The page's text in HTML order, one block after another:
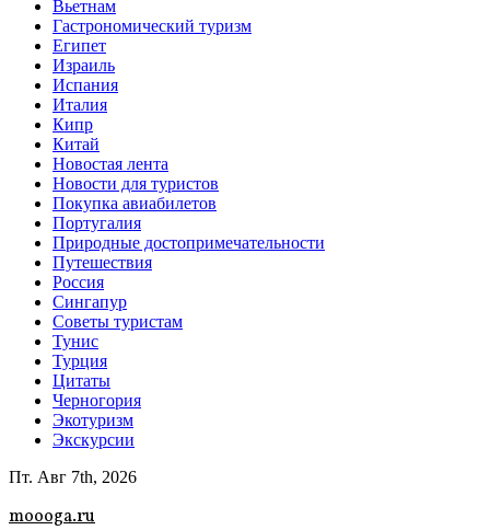
Вьетнам
Гастрономический туризм
Египет
Израиль
Испания
Италия
Кипр
Китай
Новостая лента
Новости для туристов
Покупка авиабилетов
Португалия
Природные достопримечательности
Путешествия
Россия
Сингапур
Советы туристам
Тунис
Турция
Цитаты
Черногория
Экотуризм
Экскурсии
Пт. Авг 7th, 2026
moooga.ru